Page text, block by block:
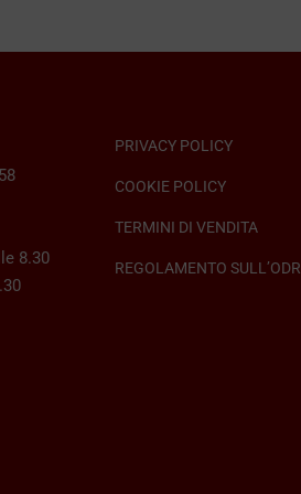
8.30
PRIVACY POLICY
COOKIE POLICY
TERMINI DI VENDITA
REGOLAMENTO SULL’ODR